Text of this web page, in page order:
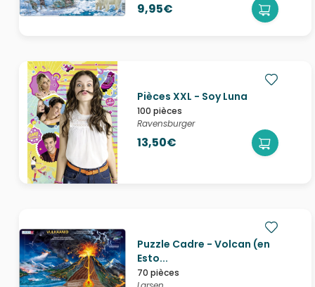
9,95€
Pièces XXL - Soy Luna
100 pièces
Ravensburger
13,50€
Puzzle Cadre - Volcan (en
Esto...
70 pièces